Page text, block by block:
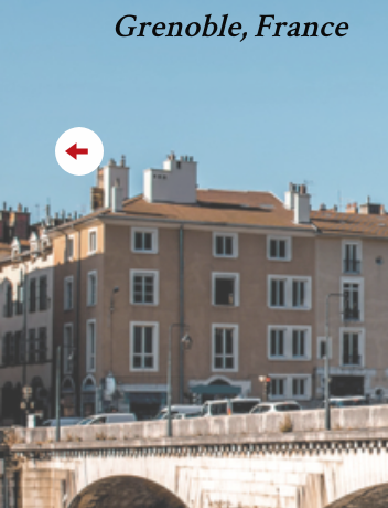
Grenoble, France